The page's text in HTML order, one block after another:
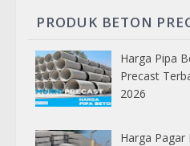
PRODUK BETON
Harga Pipa
Precast
2026
Harga